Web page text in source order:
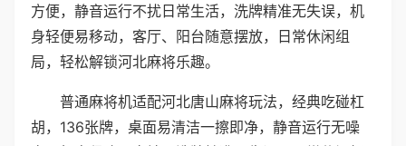
方便，静音运行不扰日常生活，洗牌精准无失误，机
身轻便易移动，客厅、阳台随意摆放，日常休闲组
局，轻松解锁河北麻将乐趣。
普通麻将机适配河北唐山麻将玩法，经典吃碰杠
胡，136张牌，桌面易清洁一擦即净，静音运行无噪